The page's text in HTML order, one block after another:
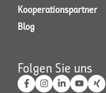
Kooperationspartner
Blog
Folgen Sie uns